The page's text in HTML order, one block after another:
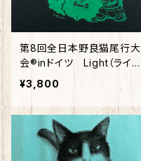
第8回全日本野良猫尾行大
会®︎inドイツ Light（ライ
ト） 綿100%
¥3,800